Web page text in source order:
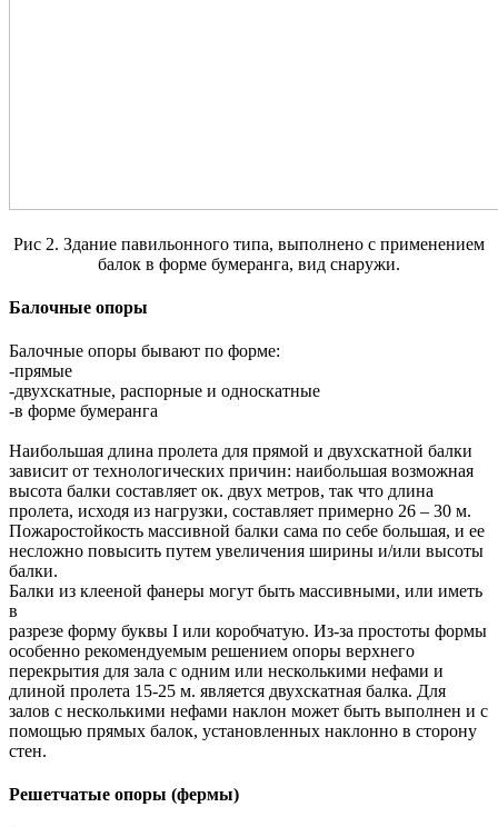
Рис 2. Здание павильонного типа, выполнено с применением
балок в форме бумеранга, вид снаружи.
Балочные опоры
Балочные опоры бывают по форме:
-прямые
-двухскатные, распорные и односкатные
-в форме бумеранга
Наибольшая длина пролета для прямой и двухскатной балки
зависит от технологических причин: наибольшая возможная
высота балки составляет ок. двух метров, так что длина
пролета, исходя из нагрузки, составляет примерно 26 – 30 м.
Пожаростойкость массивной балки сама по себе большая, и ее
несложно повысить путем увеличения ширины и/или высоты
балки.
Балки из клееной фанеры могут быть массивными, или иметь
в
разрезе форму буквы I или коробчатую. Из-за простоты формы
особенно рекомендуемым решением опоры верхнего
перекрытия для зала с одним или несколькими нефами и
длиной пролета 15-25 м. является двухскатная балка. Для
залов с несколькими нефами наклон может быть выполнен и с
помощью прямых балок, установленных наклонно в сторону
стен.
Решетчатые опоры (фермы)